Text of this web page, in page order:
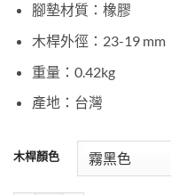
腳墊材質：橡膠
木桿外徑：23-19 mm
重量：0.42kg
產地：台灣
木桿顏色